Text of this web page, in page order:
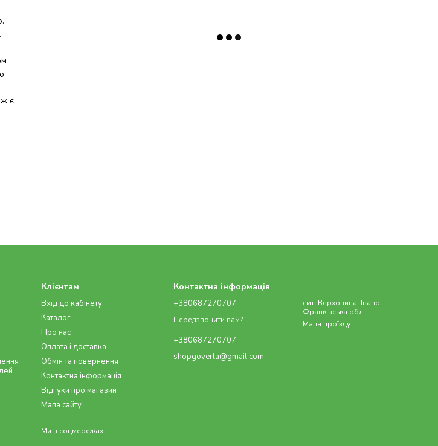
є
Клієнтам
Вхід до кабінету
Каталог
Про нас
Оплата і доставка
Обмін та повернення
Контактна інформація
Відгуки про магазин
Мапа сайту
Ми в соцмережах
Контактна інформація
+380687270707
Передзвонити вам?
+380687270707
shopgoverla@gmail.com
смт. Верховина, Івано-
Франківська обл.
Мапа проїзду